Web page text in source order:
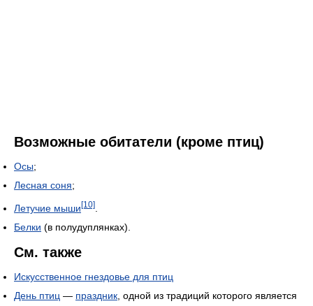
Возможные обитатели (кроме птиц)
Осы;
Лесная соня;
Летучие мыши [10]
Белки (в полудуплянках).
См. также
Искусственное гнездовье для птиц
День птиц — праздник , одной из традиций которого является